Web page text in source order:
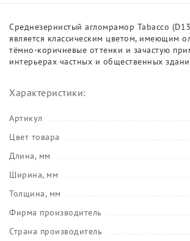
Среднезернистый агломрамор Tabacco
является классическим цветом, имеющим
тёмно-коричневые оттенки и зачастую
интерьерах частных и общественных
Характеристики:
Артикул
Цвет товара
Длина, мм
Ширина, мм
Толщина, мм
Фирма производитель
Страна производитель